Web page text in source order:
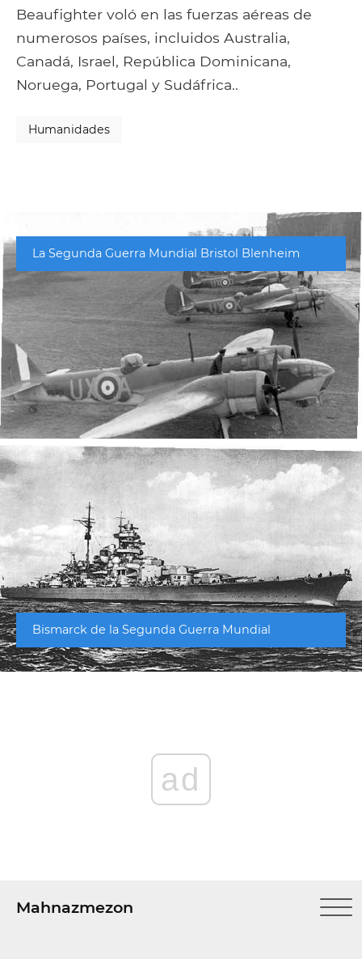
Beaufighter voló en las fuerzas aéreas de
numerosos países, incluidos Australia,
Canadá, Israel, República Dominicana,
Noruega, Portugal y Sudáfrica..
Humanidades
La Segunda Guerra Mundial Bristol Blenheim
Bismarck de la Segunda Guerra Mundial
ad
Mahnazmezon